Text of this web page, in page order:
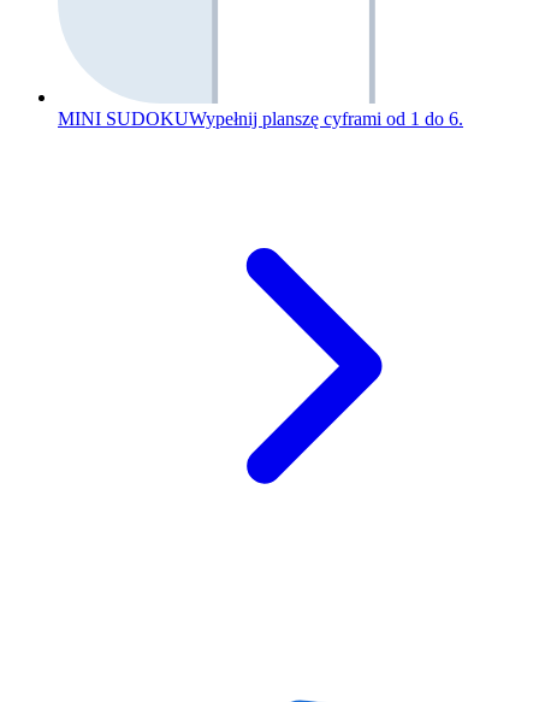
MINI SUDOKUWypełnij planszę cyframi od 1 do 6.